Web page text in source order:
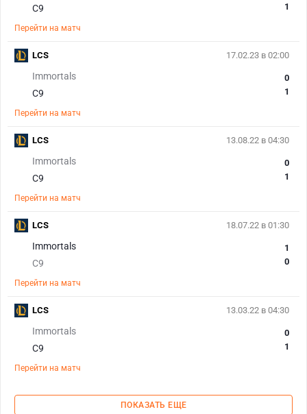
C9
1
Перейти на матч
17.02.23 в 02:00
Immortals
C9
0
1
Перейти на матч
LCS
13.08.22 в 04:30
Immortals
C9
0
1
Перейти на матч
LCS
18.07.22 в 01:30
Immortals
C9
1
0
Перейти на матч
LCS
13.03.22 в 04:30
Immortals
C9
0
1
Перейти на матч
LCS
ПОКАЗАТЬ ЕЩЕ